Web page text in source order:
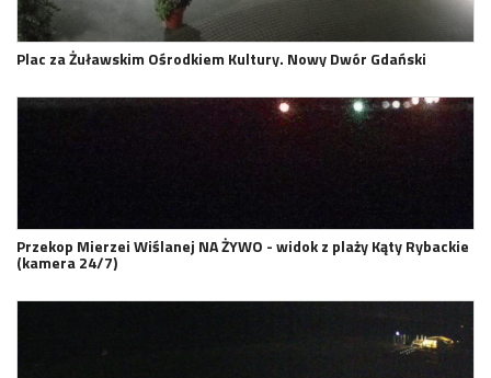
Plac za Żuławskim Ośrodkiem Kultury. Nowy Dwór Gdański
Przekop Mierzei Wiślanej NA ŻYWO - widok z plaży Kąty Rybackie
(kamera 24/7)